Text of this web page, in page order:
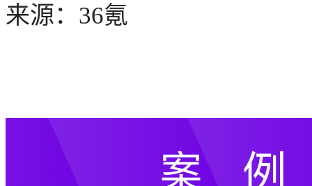
来源： 36氪